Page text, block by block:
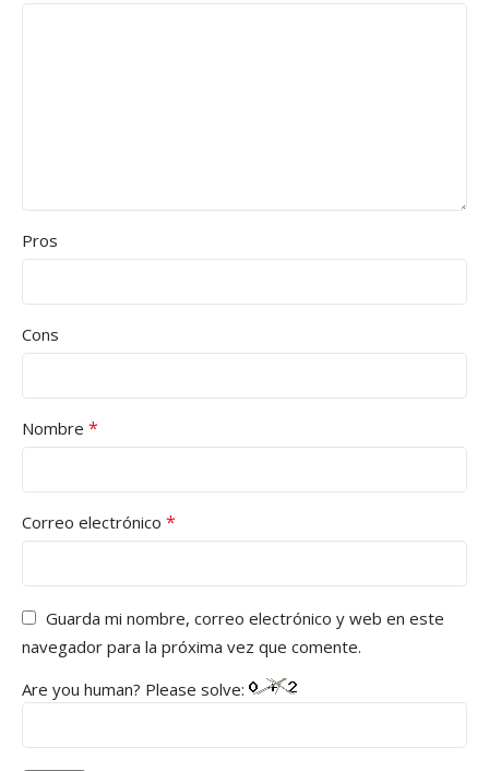
Pros
Cons
Nombre *
Correo electrónico *
Guarda mi nombre, correo electrónico y web en este
navegador para la próxima vez que comente.
Are you human? Please solve: